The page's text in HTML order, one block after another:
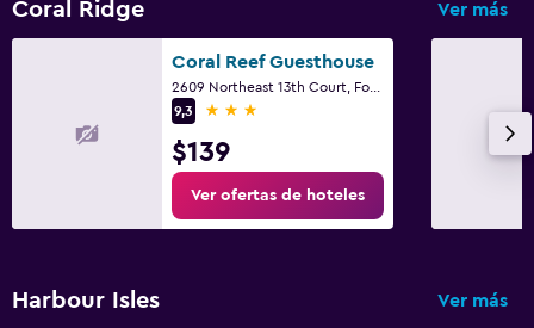
Coral Ridge Ver más
Coral Reef Guesthouse
9,3
3 estrellas
$139
Ver ofertas de hoteles
Harbour Isles Ver más